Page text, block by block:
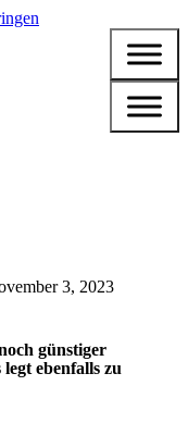
günstiger
ebenfalls zu
3, 2023